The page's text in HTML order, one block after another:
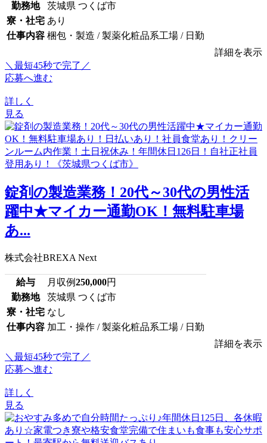
勤務地
茨城県 つくば市
寮・社宅 あり
仕事内容 梱包・製造 / 製薬化粧品系工場 / 日勤
詳細を表示
＼最短45秒で完了／
応募へ進む
詳しく
見る
錠剤の製造業務！20代～30代の男性活
躍中★マイカー通勤OK！無料駐車場
あ...
株式会社BREXA Next
給与 月収例250,000円
勤務地
茨城県 つくば市
寮・社宅 なし
仕事内容 加工・操作 / 製薬化粧品系工場 / 日勤
詳細を表示
＼最短45秒で完了／
応募へ進む
詳しく
見る